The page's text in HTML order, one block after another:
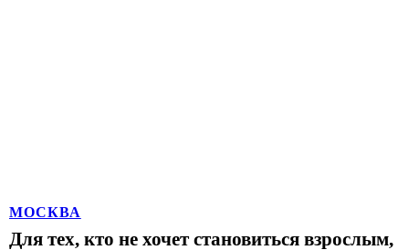
МОСКВА
Для тех, кто не хочет становиться взрослым,